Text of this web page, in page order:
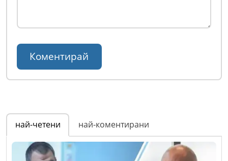
най-четени най-коментирани